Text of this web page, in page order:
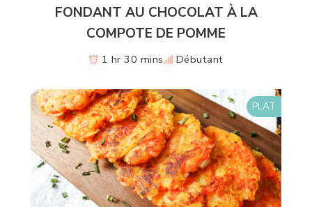
FONDANT AU CHOCOLAT À LA
COMPOTE DE POMME
1 hr 30 mins Débutant
PLAT